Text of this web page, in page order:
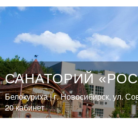
САНАТОРИЙ
Белокуриха | г. Новосибирск, ул.
20 кабинет